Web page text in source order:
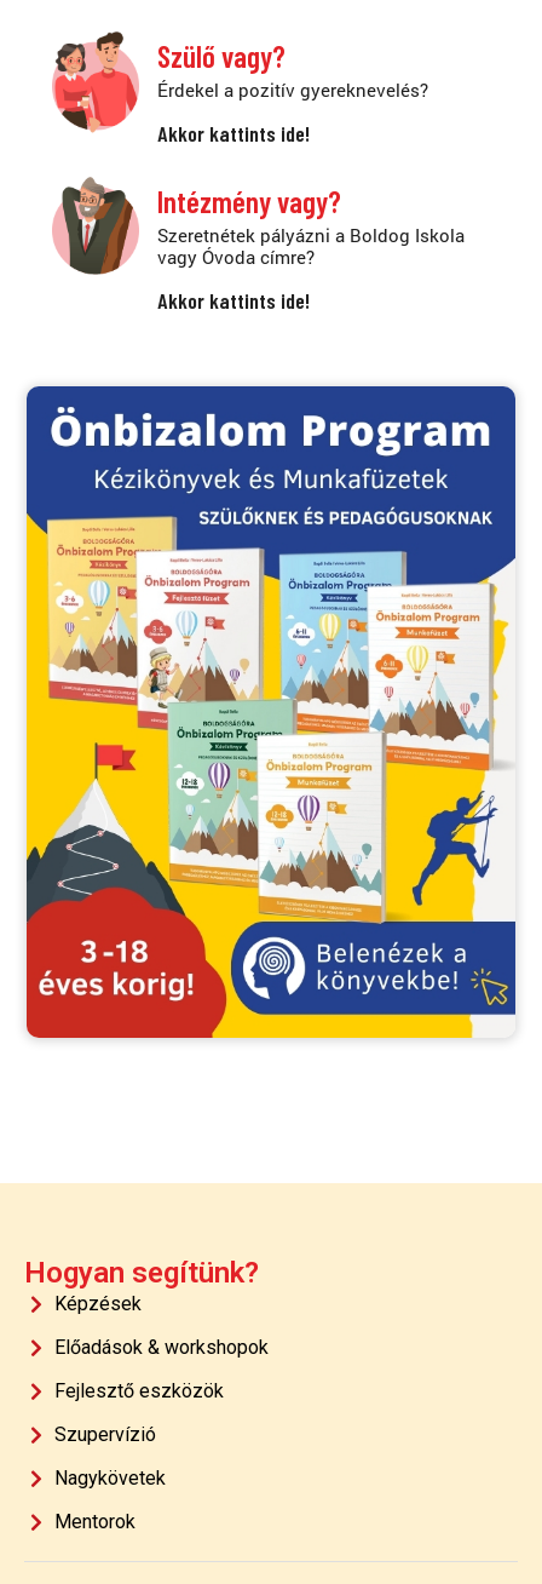
Szülő vagy?
Érdekel a pozitív gyereknevelés?
Akkor kattints ide!
Intézmény vagy?
Szeretnétek pályázni a Boldog Iskola
vagy Óvoda címre?
Akkor kattints ide!
Hogyan segítünk?
Képzések
Előadások & workshopok
Fejlesztő eszközök
Szupervízió
Nagykövetek
Mentorok